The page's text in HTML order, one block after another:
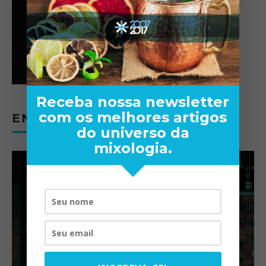
ENTREVISTAS
Receba nossa newsletter
com os melhores artigos
do universo da
mixologia.